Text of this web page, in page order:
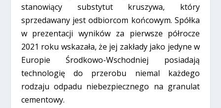
stanowiący substytut kruszywa, który
sprzedawany jest odbiorcom końcowym. Spółka
w prezentacji wyników za pierwsze półrocze
2021 roku wskazała, że jej zakłady jako jedyne w
Europie Środkowo-Wschodniej posiadają
technologię do przerobu niemal każdego
rodzaju odpadu niebezpiecznego na granulat
cementowy.